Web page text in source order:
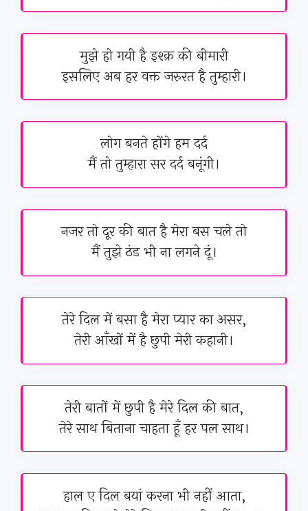
मुझे हो गयी है इश्क़ की बीमारी
इसलिए अब हर वक्त जरुरत है तुम्हारी।
लोग बनते होंगे हम दर्द
मैं तो तुम्हारा सर दर्द बनूंगी।
नजर तो दूर की बात है मेरा बस चले तो
मैं तुझे ठंड भी ना लगने दूं।
तेरे दिल में बसा है मेरा प्यार का असर,
तेरी आँखों में है छुपी मेरी कहानी।
तेरी बातों में छुपी है मेरे दिल की बात,
तेरे साथ बिताना चाहता हूँ हर पल साथ।
हाल ए दिल बयां करना भी नहीं आता,